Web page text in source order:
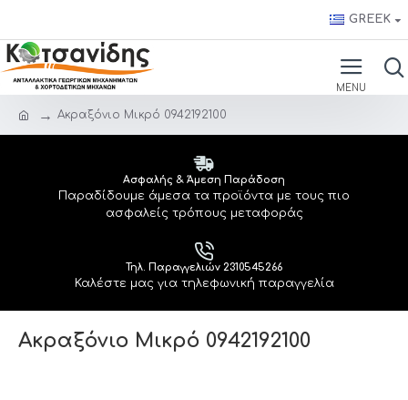
GREEK
Ακραξόνιο Μικρό 0942192100
Ασφαλής & Άμεση Παράδοση
Παραδίδουμε άμεσα τα προϊόντα με τους πιο
ασφαλείς τρόπους μεταφοράς
Τηλ. Παραγγελιών 2310545266
Καλέστε μας για τηλεφωνική παραγγελία
Ακραξόνιο Μικρό 0942192100